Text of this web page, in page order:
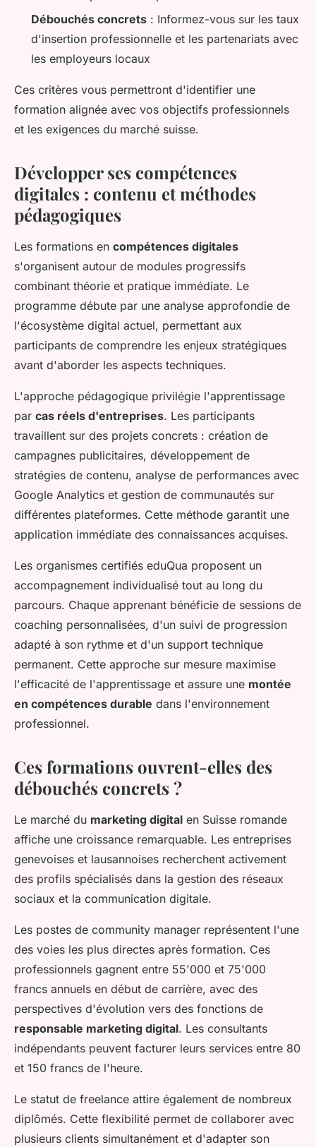
Débouchés concrets : Informez-vous sur les taux
d'insertion professionnelle et les partenariats avec
les employeurs locaux
Ces critères vous permettront d'identifier une
formation alignée avec vos objectifs professionnels
et les exigences du marché suisse.
Développer ses compétences
digitales : contenu et méthodes
pédagogiques
Les formations en compétences digitales
s'organisent autour de modules progressifs
combinant théorie et pratique immédiate. Le
programme débute par une analyse approfondie de
l'écosystème digital actuel, permettant aux
participants de comprendre les enjeux stratégiques
avant d'aborder les aspects techniques.
L'approche pédagogique privilégie l'apprentissage
par cas réels d'entreprises. Les participants
travaillent sur des projets concrets : création de
campagnes publicitaires, développement de
stratégies de contenu, analyse de performances avec
Google Analytics et gestion de communautés sur
différentes plateformes. Cette méthode garantit une
application immédiate des connaissances acquises.
Les organismes certifiés eduQua proposent un
accompagnement individualisé tout au long du
parcours. Chaque apprenant bénéficie de sessions de
coaching personnalisées, d'un suivi de progression
adapté à son rythme et d'un support technique
permanent. Cette approche sur mesure maximise
l'efficacité de l'apprentissage et assure une montée
en compétences durable dans l'environnement
professionnel.
Ces formations ouvrent-elles des
débouchés concrets ?
Le marché du marketing digital en Suisse romande
affiche une croissance remarquable. Les entreprises
genevoises et lausannoises recherchent activement
des profils spécialisés dans la gestion des réseaux
sociaux et la communication digitale.
Les postes de community manager représentent l'une
des voies les plus directes après formation. Ces
professionnels gagnent entre 55'000 et 75'000
francs annuels en début de carrière, avec des
perspectives d'évolution vers des fonctions de
responsable marketing digital. Les consultants
indépendants peuvent facturer leurs services entre 80
et 150 francs de l'heure.
Le statut de freelance attire également de nombreux
diplômés. Cette flexibilité permet de collaborer avec
plusieurs clients simultanément et d'adapter son